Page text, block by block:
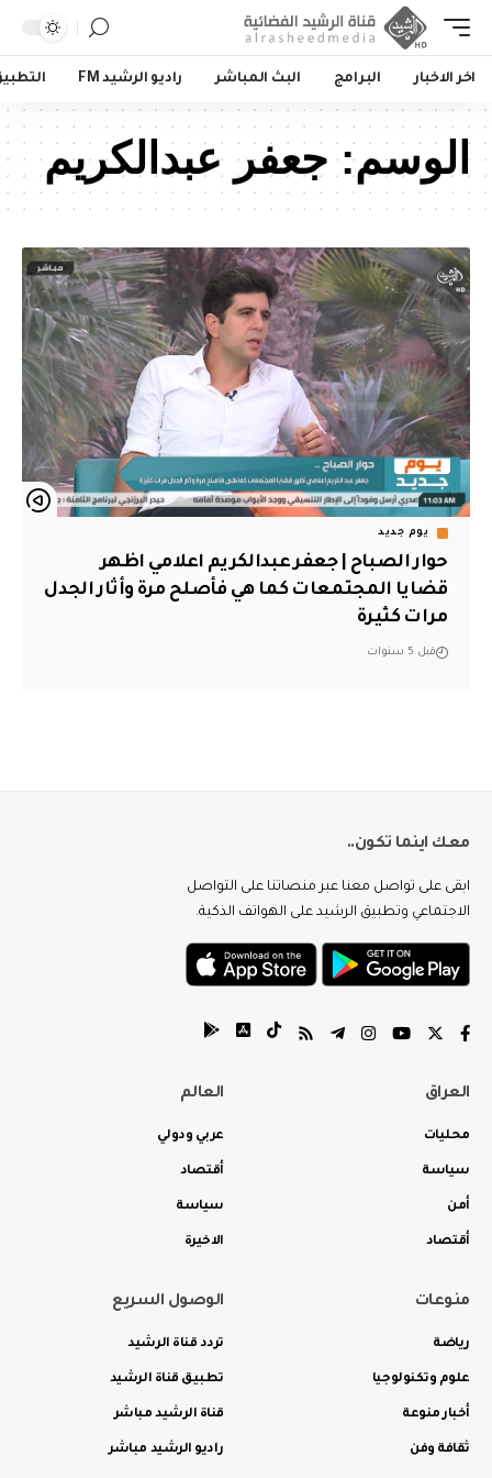
اخر الاخبار البرامج البث المباشر راديو الرشيد FM
الوسم:جعفر عبدالكريم
يوم جديد
حوار الصباح | جعفر عبدالكريم اعلامي اظهر
قضايا المجتمعات كما هي فأصلح مرة وأثار الجدل
مرات كثيرة
قبل 5 سنوات
معك اينما تكون..
ابقى على تواصل معنا عبر منصاتنا على التواصل
الاجتماعي وتطبيق الرشيد على الهواتف الذكية.
العراق
محليات
سياسة
أمن
أقتصاد
العالم
عربي ودولي
أقتصاد
سياسة
الاخيرة
منوعات
رياضة
علوم وتكنولوجيا
أخبار منوعة
ثقافة وفن
الوصول السريع
تردد قناة الرشيد
تطبيق قناة الرشيد
قناة الرشيد مباشر
راديو الرشيد مباشر